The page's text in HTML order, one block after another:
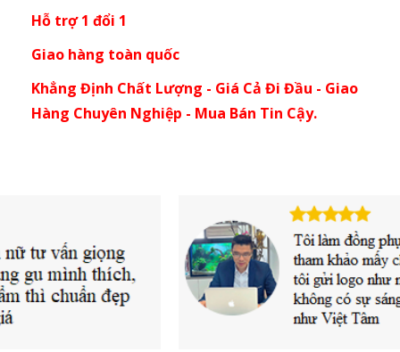
Hỗ trợ 1 đổi 1
Giao hàng toàn quốc
Khẳng Định Chất Lượng - Giá Cả Đi Đầu - Giao
Hàng Chuyên Nghiệp - Mua Bán Tin Cậy.